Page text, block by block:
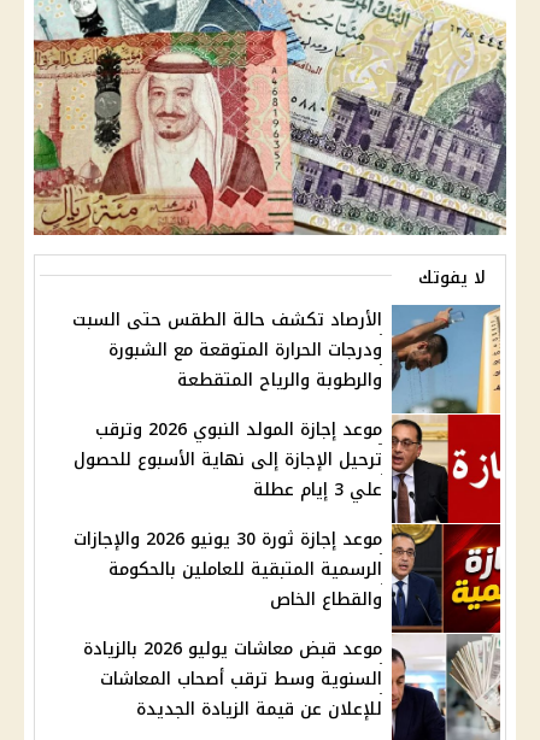
لا يفوتك
الأرصاد تكشف حالة الطقس حتى السبت
ودرجات الحرارة المتوقعة مع الشبورة
والرطوبة والرياح المتقطعة
موعد إجازة المولد النبوي 2026 وترقب
ترحيل الإجازة إلى نهاية الأسبوع للحصول
علي 3 إيام عطلة
موعد إجازة ثورة 30 يونيو 2026 والإجازات
الرسمية المتبقية للعاملين بالحكومة
والقطاع الخاص
موعد قبض معاشات يوليو 2026 بالزيادة
السنوية وسط ترقب أصحاب المعاشات
للإعلان عن قيمة الزيادة الجديدة